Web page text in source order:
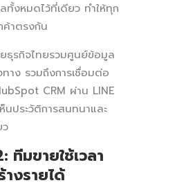
ทั้งหมดไว้ที่เดียว ทำให้ทุก
ค้าตรงกัน
ธุรกิจไทยรวมศูนย์ข้อมูล
าง รวมถึงการเชื่อมต่อ
CRM ผ่าน LINE
นประวัติการสนทนาและ
มขายใช้เวลา
งรายได้